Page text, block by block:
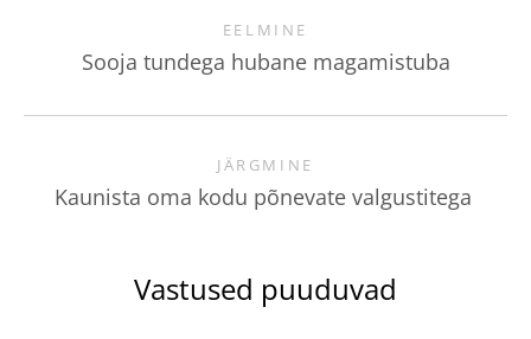
EELMINE
Sooja tundega hubane magamistuba
JÄRGMINE
Kaunista oma kodu põnevate valgustitega
Vastused puuduvad